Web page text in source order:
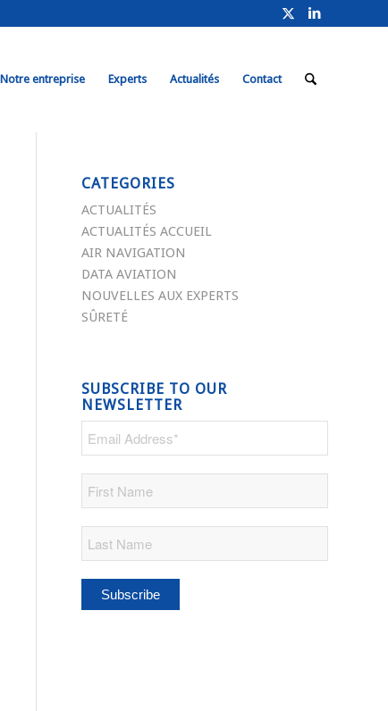
Notre entreprise Experts Actualités Contact
CATEGORIES
ACTUALITÉS
ACTUALITÉS ACCUEIL
AIR NAVIGATION
DATA AVIATION
NOUVELLES AUX EXPERTS
SÛRETÉ
SUBSCRIBE TO OUR
NEWSLETTER